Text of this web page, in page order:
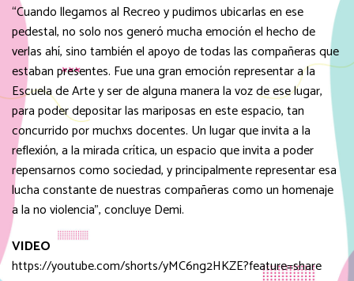
“Cuando llegamos al Recreo y pudimos ubicarlas en ese
pedestal, no solo nos generó mucha emoción el hecho de
verlas ahí, sino también el apoyo de todas las compañeras que
estaban presentes. Fue una gran emoción representar a la
Escuela de Arte y ser de alguna manera la voz de ese lugar,
para poder depositar las mariposas en este espacio, tan
concurrido por muchxs docentes. Un lugar que invita a la
reflexión, a la mirada crítica, un espacio que invita a poder
repensarnos como sociedad, y principalmente representar esa
lucha constante de nuestras compañeras como un homenaje
a la no violencia”, concluye Demi.
VIDEO
https://youtube.com/shorts/yMC6ng2HKZE?feature=share